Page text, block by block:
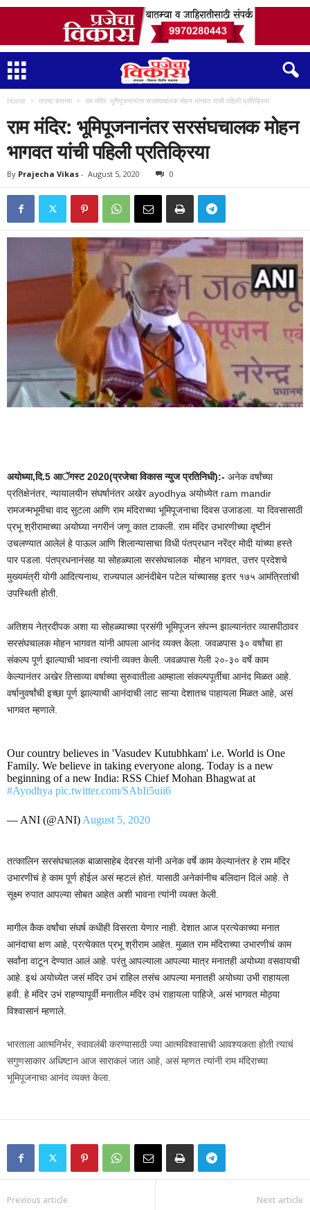
Home ताज्या बातम्या राम मंदिर: भूमिपूजनानंतर सरसंघचालक मोहन भागवत यांची पहिली प्रतिक्रिया
राम मंदिर: भूमिपूजनानंतर सरसंघचालक मोहन
भागवत यांची पहिली प्रतिक्रिया
By Prajecha Vikas - August 5, 2020 0
अयोध्या,दि.5 आॅगस्ट 2020(प्रजेचा विकास न्युज प्रतिनिधी):- अनेक वर्षांच्या
प्रतिक्षेनंतर, न्यायालयीन संघर्षानंतर अखेर ayodhya अयोध्येत ram mandir
रामजन्मभूमीचा वाद सुटला आणि राम मंदिराच्या भूमिपूजनाचा दिवस उजाडला. या दिवसासाठी
प्रभू श्रीरामाच्या अयोघ्या नगरीनं जणू कात टाकली. राम मंदिर उभारणीच्या दृष्टीनं
उचलण्यात आलेलं हे पाऊल आणि शिलान्यासाचा विधी पंतप्रधान नरेंद्र मोदी यांच्या हस्ते
पार पडला. पंतप्रधनानंसह या सोहळ्याला सरसंघचालक मोहन भागवत, उत्तर प्रदेशचे
मुख्यमंत्री योगी आदित्यनाथ, राज्यपाल आनंदीबेन पटेल यांच्यासह इतर १७५ आमंत्रितांची
उपस्थिती होती.
अतिशय नेत्रदीपक अशा या सोहळ्याच्या प्रसंगी भूमिपूजन संपन्न झाल्यानंतर व्यासपीठावर
सरसंघचालक मोहन भागवत यांनी आपला आनंद व्यक्त केला. जवळपास ३० वर्षांचा हा
संकल्प पूर्ण झाल्याची भावना त्यांनी व्यक्त केली. जवळपास गेली २०-३० वर्षे काम
केल्यानंतर अखेर तिसाव्या वर्षाच्या सुरुवातीला आम्हाला संकल्पपूर्तीचा आनंद मिळत आहे.
वर्षानुवर्षांची इच्छा पूर्ण झाल्याची आनंदाची लाट साऱ्या देशातच पाहायला मिळत आहे, असं
भागवत म्हणाले.
Our country believes in 'Vasudev Kutubhkam' i.e. World is One
Family. We believe in taking everyone along. Today is a new
beginning of a new India: RSS Chief Mohan Bhagwat at
#Ayodhya pic.twitter.com/SAbIi5uii6
— ANI (@ANI) August 5, 2020
तत्कालिन सरसंघचालक बाळासाहेब देवरस यांनी अनेक वर्षे काम केल्यानंतर हे राम मंदिर
उभारणीचं हे काम पूर्ण होईल असं म्हटलं होतं. यासाठी अनेकांनीच बलिदान दिलं आहे. ते
सूक्ष्म रुपात आपल्या सोबत आहेत अशी भावना त्यांनी व्यक्त केली.
मागील कैक वर्षांचा संघर्ष कधीही विसरता येणार नाही. देशात आज प्रत्येकाच्या मनात
आनंदाचा क्षण आहे, प्रत्येकात प्रभू श्रीराम आहेत. मुळात राम मंदिराच्या उभारणीचं काम
सर्वांना वाटून देण्यात आलं आहे. परंतु आपल्याला आपल्या मात्र मनातही अयोध्या वसवायची
आहे. इथं अयोध्येत जसं मंदिर उभं राहिल तसंच आपल्या मनातही अयोध्या उभी राहायला
हवी. हे मंदिर उभं राहण्यापूर्वी मनातील मंदिर उभं राहायला पाहिजे, असं भागवत मोठ्या
विश्वासानं म्हणाले.
भारताला आत्मनिर्भर, स्वावलंबी करण्यासाठी ज्या आत्मविश्वासाची आवश्यकता होती त्याचं
सगुणसाकार अधिष्टान आज साराकलं जात आहे, असं म्हणत त्यांनी राम मंदिराच्या
भूमिपूजनाचा आनंद व्यक्त केला.
Previous article Next article